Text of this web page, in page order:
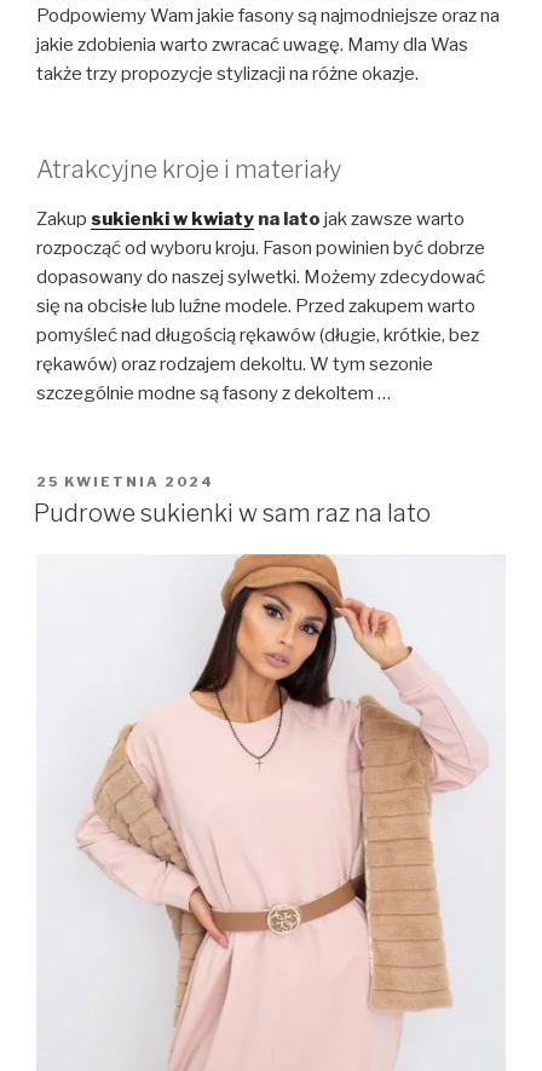
Podpowiemy Wam jakie fasony są najmodniejsze oraz na
jakie zdobienia warto zwracać uwagę. Mamy dla Was
także trzy propozycje stylizacji na różne okazje.
Atrakcyjne kroje i materiały
Zakup sukienki w kwiaty na lato jak zawsze warto
rozpocząć od wyboru kroju. Fason powinien być dobrze
dopasowany do naszej sylwetki. Możemy zdecydować
się na obcisłe lub luźne modele. Przed zakupem warto
pomyśleć nad długością rękawów (długie, krótkie, bez
rękawów) oraz rodzajem dekoltu. W tym sezonie
szczególnie modne są fasony z dekoltem …
OPUBLIKOWANE
W
25 KWIETNIA 2024
Pudrowe sukienki w sam raz na lato